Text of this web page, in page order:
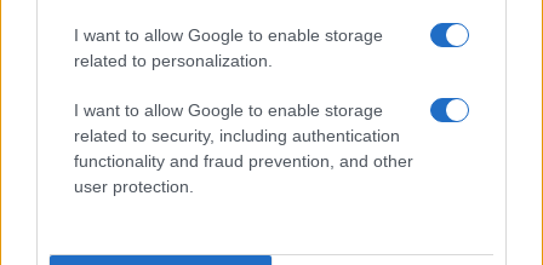
I want to allow Google to enable storage
related to personalization.
I want to allow Google to enable storage
related to security, including authentication
functionality and fraud prevention, and other
user protection.
Pianificare soste e playlist per un weekend sereno in
Alessandro Tassinari · 9 Ago 2026